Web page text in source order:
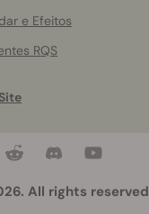
e Efeitos
RQS
All rights reserved